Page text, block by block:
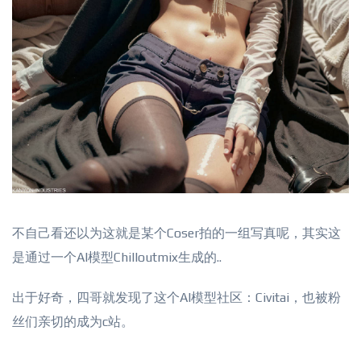
不自己看还以为这就是某个Coser拍的一组写真呢，其实这
是通过一个AI模型Chilloutmix生成的..
出于好奇，四哥就发现了这个AI模型社区：Civitai，也被粉
丝们亲切的成为c站。